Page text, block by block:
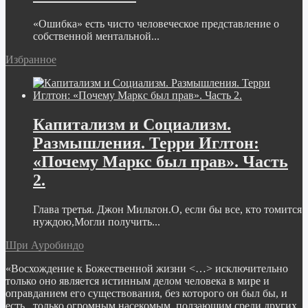
«Ошибка» есть чисто человеческое представление о
собственной ментальной...
Избранное
Капитализм и Социализм.
Размышления. Терри Иглтон:
«Почему Маркс был прав». Часть
2.
Глава третья. Джон Мильтон.О, если бы все, кто томится
нуждою,Могли получить...
Шри Ауробиндо
«Восхождение к Божественной жизни <…> исключительно
только оно является истинным делом человека в мире и
оправданием его существования, без которого он был бы, и
есть, только огромным насекомым, ползающим среди других